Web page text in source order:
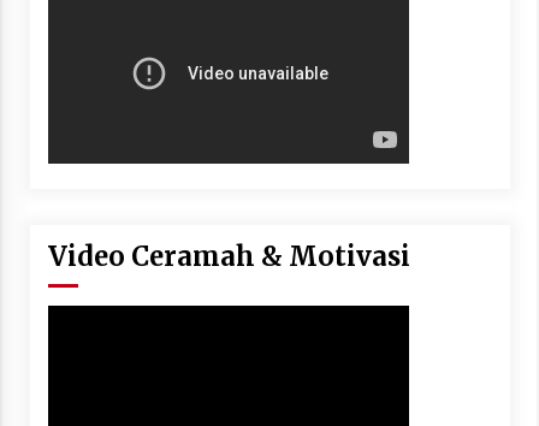
Video Ceramah & Motivasi